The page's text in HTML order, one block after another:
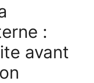
:
avant